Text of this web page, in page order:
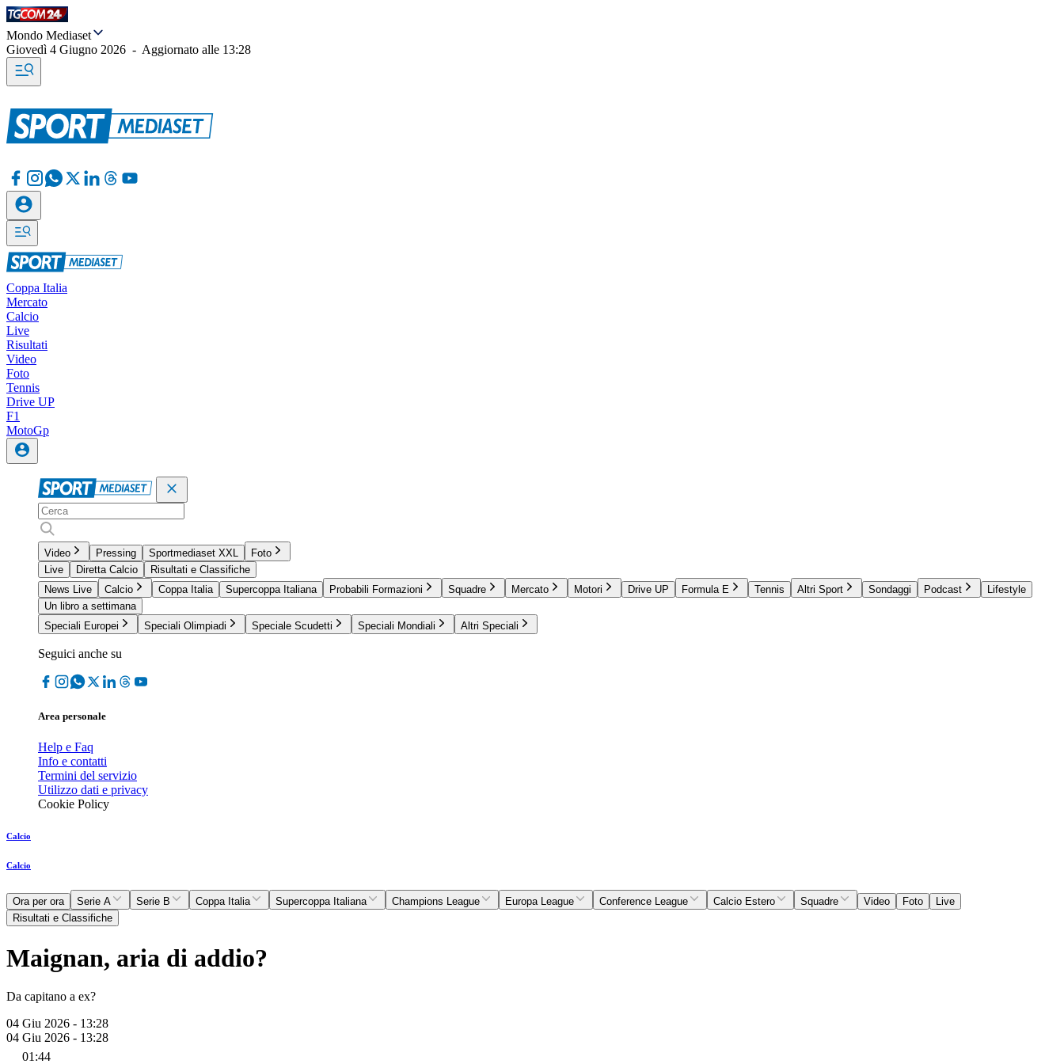
Mondo Mediaset
Giovedì 4 Giugno 2026 - Aggiornato alle 13:28
Coppa Italia
Mercato
Calcio
Live
Risultati
Video
Foto
Tennis
Drive UP
F1
MotoGp
Video Pressing Sportmediaset XXL
Foto
Live
Diretta Calcio
Risultati e Classifiche
News Live
Calcio Coppa Italia Supercoppa Italiana Probabili Formazioni Squadre Mercato Motori Drive UP Formula E Tennis Altri Sport Sondaggi Podcast
Lifestyle
Un libro a settimana
Speciali Europei
Speciali Olimpiadi Speciale Scudetti Speciali Mondiali Altri Speciali
Seguici anche su
Area personale
Help e Faq
Info e contatti
Termini del servizio
Utilizzo dati e privacy
Cookie Policy
Calcio
Calcio
Ora per ora Serie A Serie B Coppa Italia Supercoppa Italiana Champions League Europa League Conference League Calcio Estero Squadre Video Foto
Live
Risultati e Classifiche
Maignan, aria di addio?
Da capitano a ex?
04 Giu 2026 - 13:28
04 Giu 2026 - 13:28
01:44